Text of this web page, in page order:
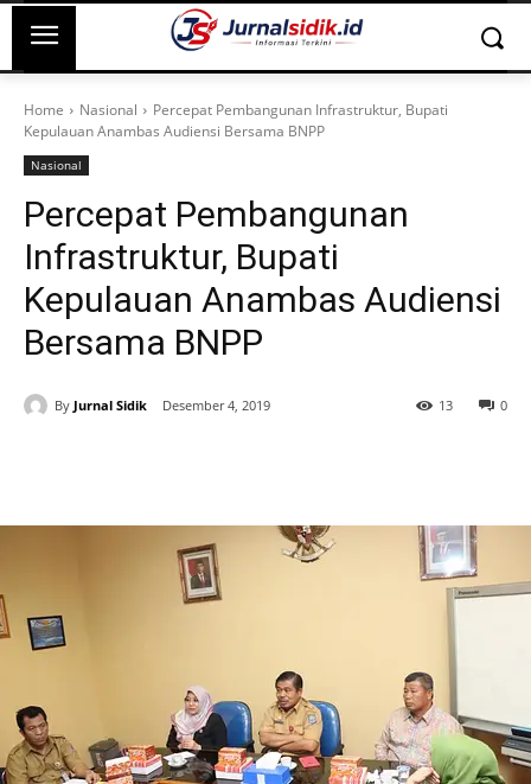
Home Nasional
Percepat Pembangunan Infrastruktur, Bupati
Kepulauan Anambas Audiensi Bersama BNPP
Nasional
Percepat Pembangunan
Infrastruktur, Bupati
Kepulauan Anambas Audiensi
Bersama BNPP
By Jurnal Sidik Desember 4, 2019 0
13